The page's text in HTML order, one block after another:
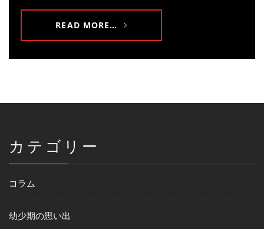
READ MORE…
カテゴリー
コラム
幼少期の思い出